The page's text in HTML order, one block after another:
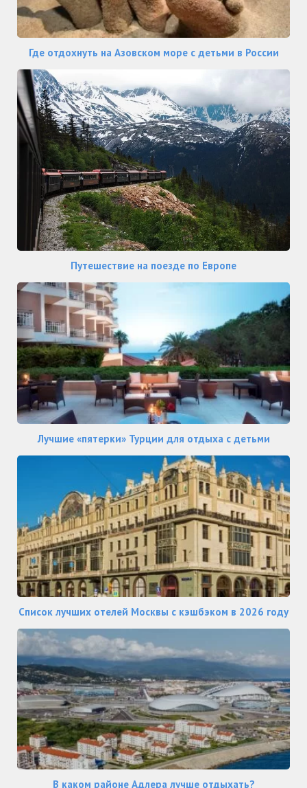
Где отдохнуть на Азовском море с детьми в России
Путешествие на поезде по Европе
Лучшие «пятерки» Турции для отдыха с детьми
Список лучших отелей Москвы с кэшбэком в 2026 году
В каком районе Адлера лучше отдыхать?